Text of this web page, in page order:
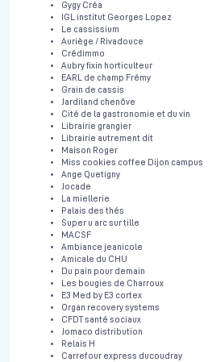
Gygy Créa
IGL institut Georges Lopez
Le cassissium
Auriège / Rivadouce
Crédimmo
Aubry fixin horticulteur
EARL de champ Frémy
Grain de cassis
Jardiland chenôve
Cité de la gastronomie et du vin
Librairie grangier
Librairie autrement dit
Maison Roger
Miss cookies coffee Dijon campus
Ange Quetigny
Jocade
La miellerie
Palais des thés
Super u arc sur tille
MACSF
Ambiance jeanicole
Amicale du CHU
Du pain pour demain
Les bougies de Charroux
E3 Med by E3 cortex
Organ recovery systems
CFDT santé sociaux
Jomaco distribution
Relais H
Carrefour express ducoudray